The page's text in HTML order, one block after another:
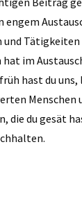
im
hast du uns,
die du gesät